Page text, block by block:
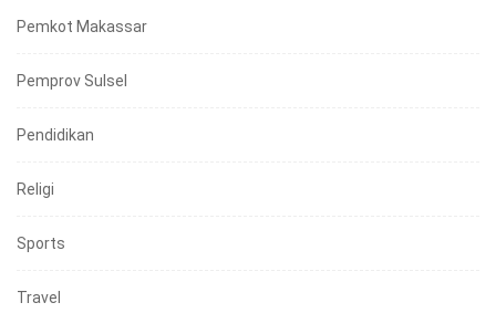
Pemkot Makassar
Pemprov Sulsel
Pendidikan
Religi
Sports
Travel